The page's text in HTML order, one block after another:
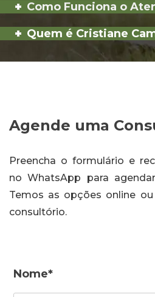
Como Funciona o
Quem é Cristiane
Agende uma
Preencha o formulário e
no WhatsApp para
Temos as opções online
consultório.
Nome*